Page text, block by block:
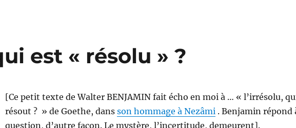
est « résolu » ?
[Ce petit texte de Walter BENJAMIN fait écho en moi à … « l’irrésolu,
résout ? » de Goethe, dans son hommage à Nezâmi. Benjamin répond
question, d’autre façon. Le mystère, l’incertitude, demeurent].